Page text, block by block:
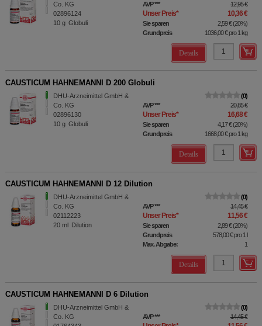
Co. KG
02896124
10 g Globuli
AVP*** 12,95 €
Unser Preis* 10,36 €
Sie sparen 2,59 €(20%)
Grundpreis
1036,00 €pro 1 kg
Details
CAUSTICUM HAHNEMANNI D 200 Globuli
DHU-Arzneimittel GmbH &
Co. KG
02896130
10 g Globuli
0
AVP*** 20,85 €
Unser Preis* 16,68 €
Sie sparen 4,17 €(20%)
Grundpreis
1668,00 €pro 1 kg
Details
CAUSTICUM HAHNEMANNI D 12 Dilution
DHU-Arzneimittel GmbH &
Co. KG
02112223
20 ml Dilution
0
AVP*** 14,45 €
Unser Preis* 11,56 €
Sie sparen 2,89 €(20%)
Grundpreis
578,00 €pro 1 l
Max. Abgabe:
1
Details
CAUSTICUM HAHNEMANNI D 6 Dilution
DHU-Arzneimittel GmbH &
Co. KG
0
AVP*** 14,45 €